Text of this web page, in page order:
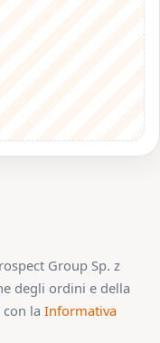
Group Sp. z
degli ordini e della
la Informativa